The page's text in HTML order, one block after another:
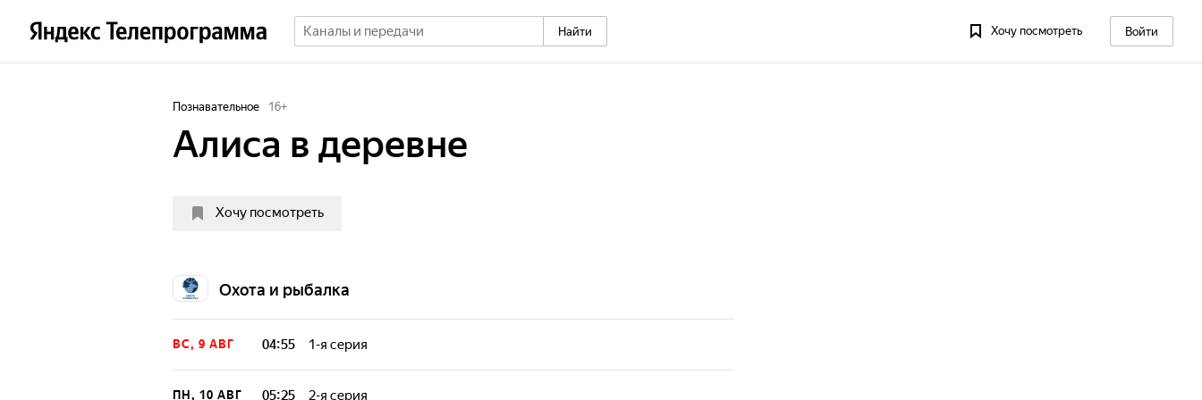
Найти Хочу посмотреть Войти
Познавательное 16+
Алиса в деревне
Хочу посмотреть
Охота и рыбалка
ВС, 9 АВГ 04:55 1-я серия
Два года назад она переехала из столицы в глухую деревню
Тверской области. Клубы, театры и беззаботная жизнь в квартире
ПН, 10 АВГ 05:25 2-я серия